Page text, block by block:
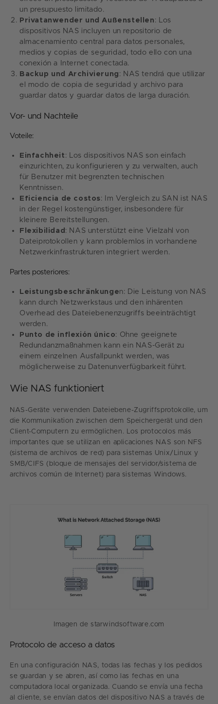
un presupuesto limitado.
Privatanwender und Außenstellen : Los
dispositivos NAS incluyen un repositorio de
almacenamiento central para datos personales,
medios y copias de seguridad, todo ello con una
conexión a Internet conectada.
Backup und Archivierung : NAS tendrá que utilizar
el modo de copia de seguridad y archivo para
guardar datos y guardar datos de larga duración.
Vor- und Nachteile
Voteile:
Einfachheit : Los dispositivos NAS son einfach
einzurichten, zu konfigurieren y zu verwalten, auch
für Benutzer mit begrenzten technischen
Kenntnissen.
Eficiencia de costos: Im Vergleich zu SAN ist NAS
in der Regel kostengünstiger, insbesondere für
kleinere Bereitstellungen.
Flexibilidad : NAS unterstützt eine Vielzahl von
Dateiprotokollen y kann problemlos in vorhandene
Netzwerkinfrastrukturen integriert werden.
Partes posteriores:
Leistungsbeschränkungen: Die Leistung von NAS
kann durch Netzwerkstaus und den inhärenten
Overhead des Dateiebenenzugriffs beeinträchtigt
werden.
Punto de inflexión único: Ohne geeignete
Redundanzmaßnahmen kann ein NAS-Gerät zu
einem einzelnen Ausfallpunkt werden, was
möglicherweise zu Datenunverfügbarkeit führt.
Wie NAS funktioniert
NAS-Geräte verwenden Dateiebene-Zugriffsprotokolle, um
die Kommunikation zwischen dem Speichergerät und den
Client-Computern zu ermöglichen. Los protocolos más
importantes que se utilizan en aplicaciones NAS son NFS
(sistema de archivos de red) para sistemas Unix/Linux y
SMB/CIFS (bloque de mensajes del servidor/sistema de
archivos común de Internet) para sistemas Windows.
Imagen de starwindsoftware.com
Protocolo de acceso a datos
En una configuración NAS, todas las fechas y los pedidos
se guardan y se abren, así como las fechas en una
computadora local organizada. Cuando se envía una fecha
al cliente, se envían datos del dispositivo NAS a través de